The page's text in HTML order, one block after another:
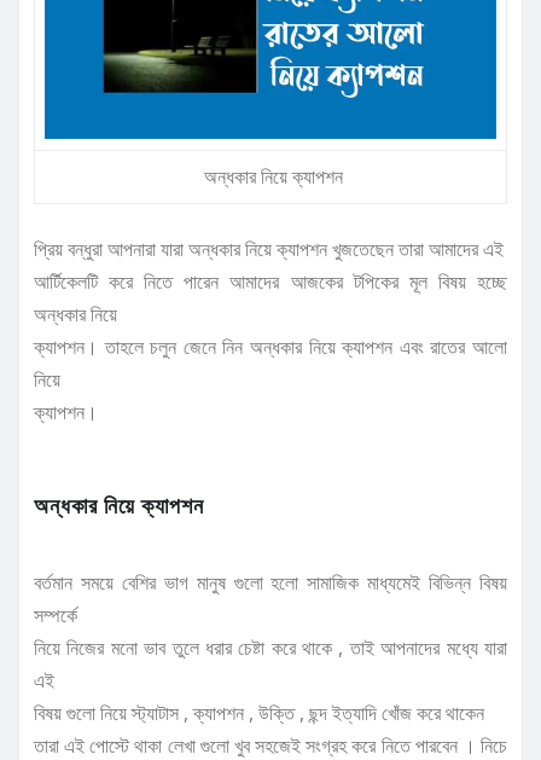
অন্ধকার নিয়ে ক্যাপশন
প্রিয় বন্ধুরা আপনারা যারা অন্ধকার নিয়ে ক্যাপশন খুজতেছেন তারা আমাদের এই
আর্টিকেলটি করে নিতে পারেন আমাদের আজকের টপিকের মূল বিষয় হচ্ছে
অন্ধকার নিয়ে
ক্যাপশন। তাহলে চলুন জেনে নিন অন্ধকার নিয়ে ক্যাপশন এবং রাতের আলো
নিয়ে
ক্যাপশন।
অন্ধকার নিয়ে ক্যাপশন
বর্তমান সময়ে বেশির ভাগ মানুষ গুলো হলো সামাজিক মাধ্যমেই বিভিন্ন বিষয়
সম্পর্কে
নিয়ে নিজের মনো ভাব তুলে ধরার চেষ্টা করে থাকে , তাই আপনাদের মধ্যে যারা
এই
বিষয় গুলো নিয়ে স্ট্যাটাস , ক্যাপশন , উক্তি , ছন্দ ইত্যাদি খোঁজ করে থাকেন
তারা এই পোস্টে থাকা লেখা গুলো খুব সহজেই সংগ্রহ করে নিতে পারবেন । নিচে